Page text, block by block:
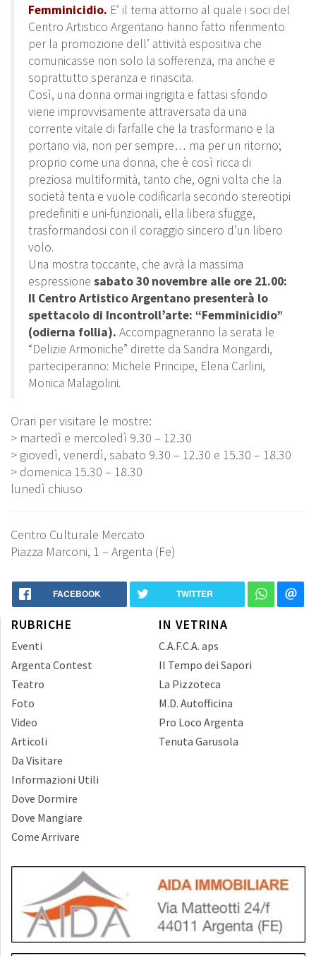
Femminicidio. E’ il tema attorno al quale i soci del
Centro Artistico Argentano hanno fatto riferimento
per la promozione dell’ attività espositiva che
comunicasse non solo la sofferenza, ma anche e
soprattutto speranza e rinascita.
Così, una donna ormai ingrigita e fattasi sfondo
viene improvvisamente attraversata da una
corrente vitale di farfalle che la trasformano e la
portano via, non per sempre… ma per un ritorno;
proprio come una donna, che è così ricca di
preziosa multiformità, tanto che, ogni volta che la
società tenta e vuole codificarla secondo stereotipi
predefiniti e uni-funzionali, ella libera sfugge,
trasformandosi con il coraggio sincero d’un libero
volo.
Una mostra toccante, che avrà la massima
espressione sabato 30 novembre alle ore 21.00:
Il Centro Artistico Argentano presenterà lo
spettacolo di Incontroll’arte: “Femminicidio”
(odierna follia). Accompagneranno la serata le
“Delizie Armoniche” dirette da Sandra Mongardi,
parteciperanno: Michele Principe, Elena Carlini,
Monica Malagolini.
Orari per visitare le mostre:
> martedì e mercoledì 9.30 – 12.30
> giovedì, venerdì, sabato 9.30 – 12.30 e 15.30 – 18.30
> domenica 15.30 – 18.30
lunedì chiuso
Centro Culturale Mercato
Piazza Marconi, 1 – Argenta (Fe)
FACEBOOK TWITTER
RUBRICHE
Eventi
Argenta Contest
Teatro
Foto
Video
Articoli
Da Visitare
Informazioni Utili
Dove Dormire
Dove Mangiare
Come Arrivare
IN VETRINA
C.A.F.C.A. aps
Il Tempo dei Sapori
La Pizzoteca
M.D. Autofficina
Pro Loco Argenta
Tenuta Garusola